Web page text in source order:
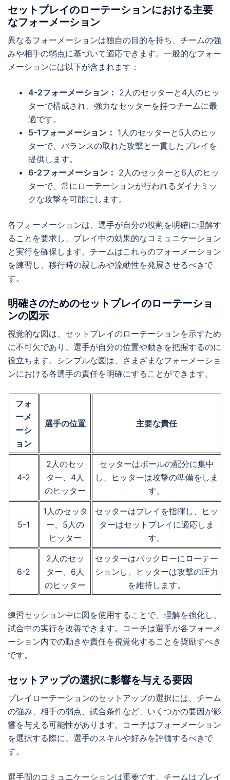
セットプレイのローテーションにおける主要
なフォーメーション
異なるフォーメーションは独自の目的を持ち、チームの強
みや相手の弱点に基づいて適応できます。一般的なフォー
メーションには以下が含まれます：
4-2フォーメーション： 2人のセッターと4人のヒッ
ターで構成され、強力なセッターを持つチームに最
適です。
5-1フォーメーション： 1人のセッターと5人のヒッ
ターで、バランスの取れた攻撃と一貫したプレイを
提供します。
6-2フォーメーション： 2人のセッターと6人のヒッ
ターで、常にローテーションが行われるダイナミッ
クな攻撃を可能にします。
各フォーメーションは、選手が自分の役割を明確に理解す
ることを要求し、プレイ中の効果的なコミュニケーション
と実行を確保します。チームはこれらのフォーメーション
を練習し、移行時の親しみや流動性を発展させるべきで
す。
明確さのためのセットプレイのローテーショ
ンの図示
視覚的な図は、セットプレイのローテーションを示すため
に不可欠であり、選手が自分の位置や動きを把握するのに
役立ちます。シンプルな図は、さまざまなフォーメーショ
ンにおける各選手の責任を明確にすることができます。
フォ
ーメ
ーシ
ョン
選手の位置 主要な責任
4-2
2人のセッ
ター、4人
のヒッター
セッターはボールの配分に集中
し、ヒッターは攻撃の準備をしま
す。
5-1
1人のセッタ
ー、5人の
ヒッター
セッターはプレイを指揮し、ヒッ
ターはセットプレイに適応しま
す。
6-2
2人のセッ
ター、6人
のヒッター
セッターはバックローにローテー
ションし、ヒッターは攻撃の圧力
を維持します。
練習セッション中に図を使用することで、理解を強化し、
試合中の実行を改善できます。コーチは選手が各フォーメ
ーション内での動きや責任を視覚化することを奨励すべき
です。
セットアップの選択に影響を与える要因
プレイローテーションのセットアップの選択には、チーム
の強み、相手の弱点、試合条件など、いくつかの要因が影
響を与える可能性があります。コーチはフォーメーション
を選択する際に、選手のスキルや好みを評価するべきで
す。
選手間のコミュニケーションは重要です。チームはプレイ